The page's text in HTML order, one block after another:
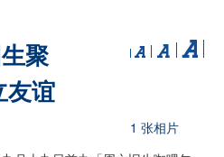
聚
友谊
1 张相片